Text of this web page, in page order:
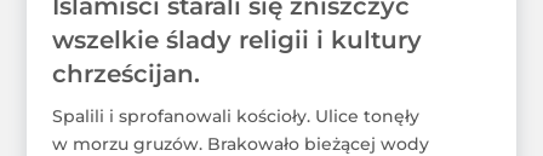
Islamiści starali się zniszczyć
wszelkie ślady religii i kultury
chrześcijan.
Spalili i sprofanowali kościoły. Ulice tonęły
w morzu gruzów. Brakowało bieżącej wody